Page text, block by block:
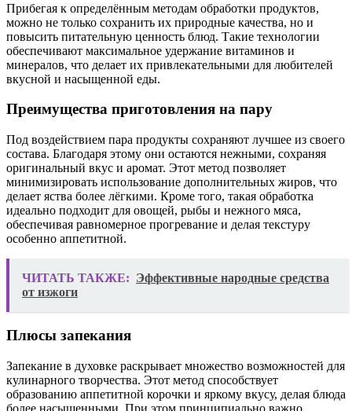
Прибегая к определённым методам обработки продуктов,
можно не только сохранить их природные качества, но и
повысить питательную ценность блюд. Такие технологии
обеспечивают максимальное удержание витаминов и
минералов, что делает их привлекательными для любителей
вкусной и насыщенной еды.
Преимущества приготовления на пару
Под воздействием пара продукты сохраняют лучшее из своего
состава. Благодаря этому они остаются нежными, сохраняя
оригинальный вкус и аромат. Этот метод позволяет
минимизировать использование дополнительных жиров, что
делает яства более лёгкими. Кроме того, такая обработка
идеально подходит для овощей, рыбы и нежного мяса,
обеспечивая равномерное прогревание и делая текстуру
особенно аппетитной.
ЧИТАТЬ ТАКЖЕ: Эффективные народные средства
от изжоги
Плюсы запекания
Запекание в духовке раскрывает множество возможностей для
кулинарного творчества. Этот метод способствует
образованию аппетитной корочки и яркому вкусу, делая блюда
более насыщенными. При этом принципиально важно